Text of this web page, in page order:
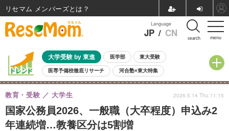
menu
Language
JP / CN search
大学受験 by 東進 医学部 東大受験
医専予備校徹底リサーチ 河合塾×東大特集
親子で考える大学選び 高校受験 中学受験 小学校受験
共通テスト 夏休み
8月開催イベント・WS 全国公立高校 過去問 人気記事
自由研究教材（小学生向け） 自由研究教材（中学生向け）
国家公務員2026、一般職（大卒程度）申込み2
年連続増…教養区分は5割増
教育・受験 大学生 2026.5.14 Thu 11:15
リセマム メンバーズ